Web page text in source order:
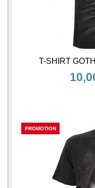
T-SHIRT
PROMOTION